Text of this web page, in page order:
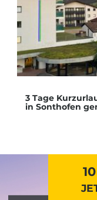
3 Tage
in Sonthofen